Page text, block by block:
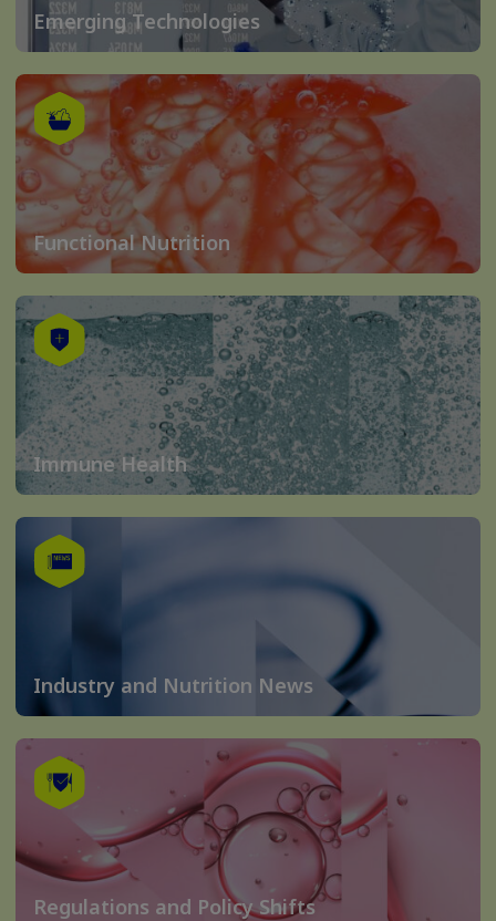
Emerging Technologies
Functional Nutrition
Immune Health
Industry and Nutrition News
Regulations and Policy Shifts